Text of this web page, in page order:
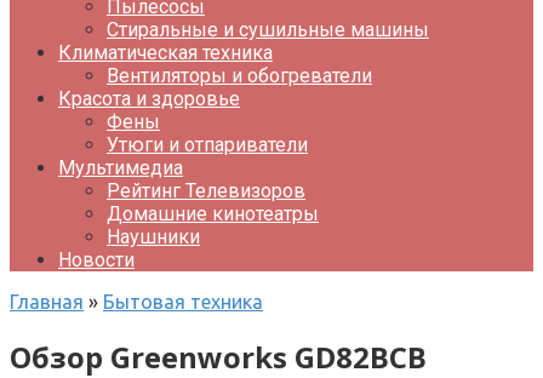
Пылесосы
Стиральные и сушильные машины
Климатическая техника
Вентиляторы и обогреватели
Красота и здоровье
Фены
Утюги и отпариватели
Мультимедиа
Рейтинг Телевизоров
Домашние кинотеатры
Наушники
Новости
Главная » Бытовая техника
Обзор Greenworks GD82BCB